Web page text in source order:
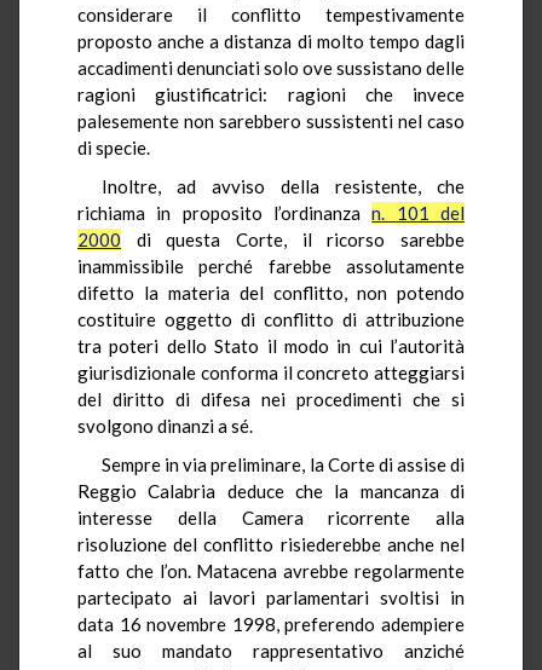
considerare il conflitto tempestivamente
proposto anche a distanza di molto tempo dagli
accadimenti denunciati solo ove sussistano delle
ragioni giustificatrici: ragioni che invece
palesemente non sarebbero sussistenti nel caso
di specie.
Inoltre, ad avviso della resistente, che
richiama in proposito l’ordinanzan. 101 del
2000 di questa Corte, il ricorso sarebbe
inammissibile perché farebbe assolutamente
difetto la materia del conflitto, non potendo
costituire oggetto di conflitto di attribuzione
tra poteri dello Stato il modo in cui l’autorità
giurisdizionale conforma il concreto atteggiarsi
del diritto di difesa nei procedimenti che si
svolgono dinanzi a sé.
Sempre in via preliminare, la Corte di assise di
Reggio Calabria deduce che la mancanza di
interesse della Camera ricorrente alla
risoluzione del conflitto risiederebbe anche nel
fatto che l’on. Matacena avrebbe regolarmente
partecipato ai lavori parlamentari svoltisi in
data 16 novembre 1998, preferendo adempiere
al suo mandato rappresentativo anziché